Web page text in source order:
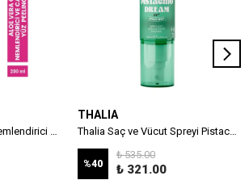
THALIA
%40
₺ 535.00
₺ 321.00